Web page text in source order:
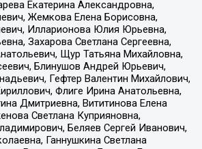
Екатерина Александровна,
Жемкова Елена Борисовна,
Илларионова Юлия Юрьевна,
Захарова Светлана Сергеевна,
Щур Татьяна Михайловна,
Блинушов Андрей Юрьевич,
Гефтер Валентин Михайлович,
Флиге Ирина Анатольевна,
Дмитриевна, Вититинова Елена
Светлана Куприяновна,
Беляев Сергей Иванович,
Ганнушкина Светлана